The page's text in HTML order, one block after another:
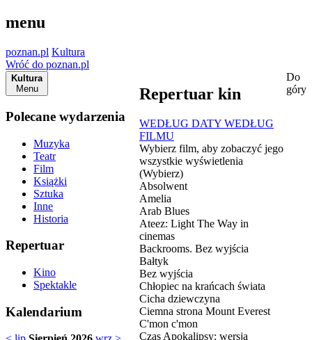
menu
poznan.pl Kultura
Wróć do poznan.pl
Kultura
Menu
Polecane wydarzenia
Muzyka
Teatr
Film
Książki
Sztuka
Inne
Historia
Repertuar
Kino
Spektakle
Kalendarium
Repertuar kin
WEDŁUG DATY WEDŁUG
FILMU
Wybierz film, aby zobaczyć jego
wszystkie wyświetlenia
(Wybierz)
Absolwent
Amelia
Arab Blues
Ateez: Light The Way in
cinemas
Backrooms. Bez wyjścia
Bałtyk
Bez wyjścia
Chłopiec na krańcach świata
Cicha dziewczyna
Ciemna strona Mount Everest
C'mon c'mon
Czas Apokalipsy: wersja
Do
góry